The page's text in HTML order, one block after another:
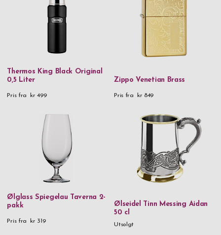
Thermos King Black Original
0,5 Liter
Pris fra kr 499
Zippo Venetian Brass
Pris fra kr 849
Ølglass Spiegelau Taverna 2-
pakk
Pris fra kr 319
Ølseidel Tinn Messing Aidan
50 cl
Utsolgt